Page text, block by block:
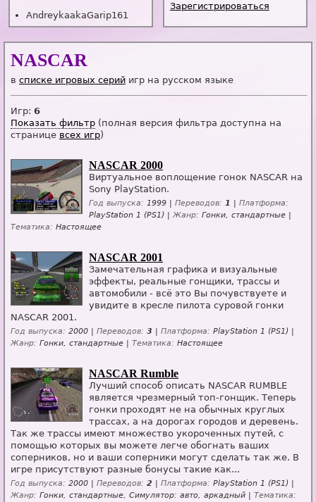
AndreykaakaGarip161
Зарегистрироваться
NASCAR
в списке игровых серий игр на русском языке
Игр: 6
Показать фильтр (полная версия фильтра доступна на
странице всех игр)
NASCAR 2000
Виртуальное воплощение гонок NASCAR на
Sony PlayStation.
Год выпуска: 1999 |Переводов: 1 |Платформа:
PlayStation 1 (PS1) |Жанр: Гонки, стандартные |
Тематика: Настоящее
NASCAR 2001
Замечательная графика и визуальные
эффекты, реальные гонщики, трассы и
автомобили - всё это Вы почувствуете и
увидите в кресле пилота суровой гонки
NASCAR 2001.
Год выпуска: 2000 | Переводов: 3 | Платформа: PlayStation 1 (PS1) |
Жанр: Гонки, стандартные | Тематика: Настоящее
NASCAR Rumble
Лучший способ описать NASCAR RUMBLE
является чрезмерный топ-гонщик. Теперь
гонки проходят не на обычных круглых
трассах, а на дорогах городов и деревень.
Так же трассы имеют множество укороченных путей, с
помощью которых вы можете легче обогнать ваших
соперников, но и ваши соперники могут сделать так же. В
игре присутствуют разные бонусы такие как...
Год выпуска: 2000 | Переводов: 2 | Платформа: PlayStation 1 (PS1) |
Жанр: Гонки, стандартные, Симулятор: авто, аркадный | Тематика: